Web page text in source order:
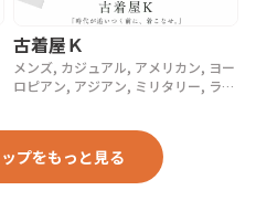
古着屋Ｋ
メンズ, カジュアル, アメリカン, ヨー
ロピアン, アジアン, ミリタリー, ラグ
プをもっと見る